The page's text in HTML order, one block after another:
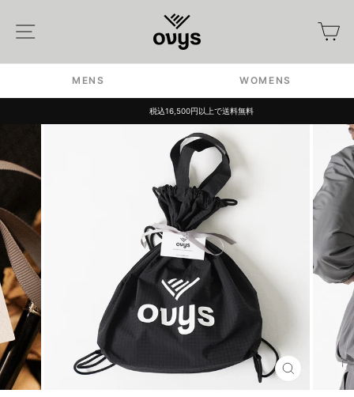
content
MENS WOMENS
Pause
slideshow
税込16,500円以上で送料無料
CLOSE